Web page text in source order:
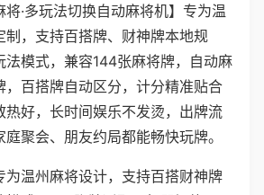
将·多玩法切换自动麻将机】专为温
制，支持百搭牌、财神牌本地规
法模式，兼容144张麻将牌，自动麻
，百搭牌自动区分，计分精准贴合
热好，长时间娱乐不发烫，出牌流
聚会、朋友约局都能畅快玩牌。
为温州麻将设计，支持百搭财神牌